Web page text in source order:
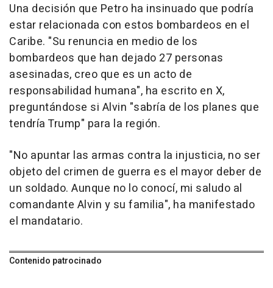
Una decisión que Petro ha insinuado que podría
estar relacionada con estos bombardeos en el
Caribe. "Su renuncia en medio de los
bombardeos que han dejado 27 personas
asesinadas, creo que es un acto de
responsabilidad humana", ha escrito en X,
preguntándose si Alvin "sabría de los planes que
tendría Trump" para la región.
"No apuntar las armas contra la injusticia, no ser
objeto del crimen de guerra es el mayor deber de
un soldado. Aunque no lo conocí, mi saludo al
comandante Alvin y su familia", ha manifestado
el mandatario.
Contenido patrocinado